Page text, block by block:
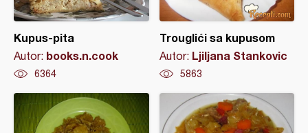
Kupus-pita
Autor: books.n.cook
6364
Trouglići sa kupusom
Autor: Ljiljana Stankovic
5863